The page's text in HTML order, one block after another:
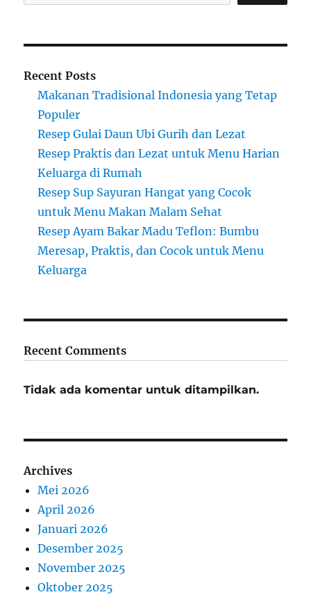
Recent Posts
Makanan Tradisional Indonesia yang Tetap
Populer
Resep Gulai Daun Ubi Gurih dan Lezat
Resep Praktis dan Lezat untuk Menu Harian
Keluarga di Rumah
Resep Sup Sayuran Hangat yang Cocok
untuk Menu Makan Malam Sehat
Resep Ayam Bakar Madu Teflon: Bumbu
Meresap, Praktis, dan Cocok untuk Menu
Keluarga
Recent Comments
Tidak ada komentar untuk ditampilkan.
Archives
Mei 2026
April 2026
Januari 2026
Desember 2025
November 2025
Oktober 2025